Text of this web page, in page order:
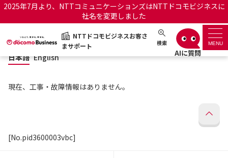
2025年7月より、NTTコミュニケーションズはNTTドコモビジネスに
社名を変更しました
NTTドコモビジネスお客さ
まサポート
検索 MENU
NTTドコモビジネスお客さまサポート 日本語 English
サポートトップ
サービス名から探す
日本語 English
現在、工事・故障情報はありません。
[No.pid3600003vbc]